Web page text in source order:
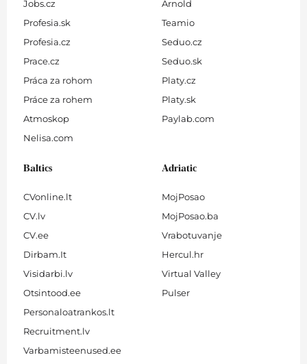
Jobs.cz
Profesia.sk
Profesia.cz
Prace.cz
Práca za rohom
Práce za rohem
Atmoskop
Nelisa.com
Arnold
Teamio
Seduo.cz
Seduo.sk
Platy.cz
Platy.sk
Paylab.com
Baltics
CVonline.lt
CV.lv
CV.ee
Dirbam.It
Visidarbi.lv
Otsintood.ee
Personaloatrankos.lt
Recruitment.lv
Varbamisteenused.ee
Adriatic
MojPosao
MojPosao.ba
Vrabotuvanje
Hercul.hr
Virtual Valley
Pulser